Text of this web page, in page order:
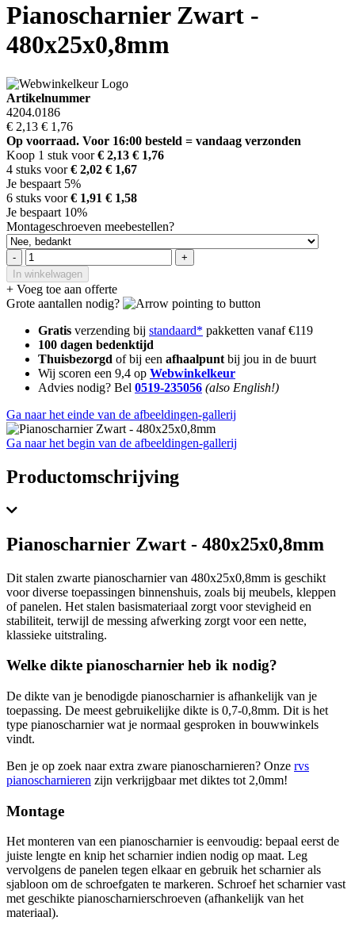
Pianoscharnier Zwart -
480x25x0,8mm
Artikelnummer
4204.0186
€ 2,13 € 1,76
Op voorraad. Voor 16:00 besteld = vandaag verzonden
Koop 1 stuk voor€ 2,13 € 1,76
4 stuks voor€ 2,02 € 1,67
Je bespaart 5%
6 stuks voor€ 1,91 € 1,58
Je bespaart 10%
Montageschroeven meebestellen?
-
+
In winkelwagen
+ Voeg toe aan offerte
Grote aantallen nodig?
Gratis verzending bij standaard* pakketten vanaf €119
100 dagen bedenktijd
Thuisbezorgd of bij een afhaalpunt bij jou in de buurt
Wij scoren een 9,4 op Webwinkelkeur
Advies nodig? Bel 0519-235056 (also English!)
Ga naar het einde van de afbeeldingen-gallerij
Ga naar het begin van de afbeeldingen-gallerij
Productomschrijving
Pianoscharnier Zwart - 480x25x0,8mm
Dit stalen zwarte pianoscharnier van 480x25x0,8mm is geschikt
voor diverse toepassingen binnenshuis, zoals bij meubels, kleppen
of panelen. Het stalen basismateriaal zorgt voor stevigheid en
stabiliteit, terwijl de messing afwerking zorgt voor een nette,
klassieke uitstraling.
Welke dikte pianoscharnier heb ik nodig?
De dikte van je benodigde pianoscharnier is afhankelijk van je
toepassing. De meest gebruikelijke dikte is 0,7-0,8mm. Dit is het
type pianoscharnier wat je normaal gesproken in bouwwinkels
vindt.
Ben je op zoek naar extra zware pianoscharnieren? Onze rvs
pianoscharnieren zijn verkrijgbaar met diktes tot 2,0mm!
Montage
Het monteren van een pianoscharnier is eenvoudig: bepaal eerst de
juiste lengte en knip het scharnier indien nodig op maat. Leg
vervolgens de panelen tegen elkaar en gebruik het scharnier als
sjabloon om de schroefgaten te markeren. Schroef het scharnier vast
met geschikte pianoscharnierschroeven (afhankelijk van het
materiaal).